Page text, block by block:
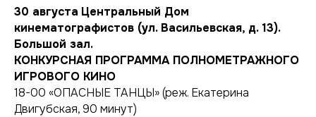
30 августа Центральный Дом
кинематографистов (ул. Васильевская, д. 13).
Большой зал.
КОНКУРСНАЯ ПРОГРАММА ПОЛНОМЕТРАЖНОГО
ИГРОВОГО КИНО
18-00 «ОПАСНЫЕ ТАНЦЫ» (реж. Екатерина
Двигубская, 90 минут)